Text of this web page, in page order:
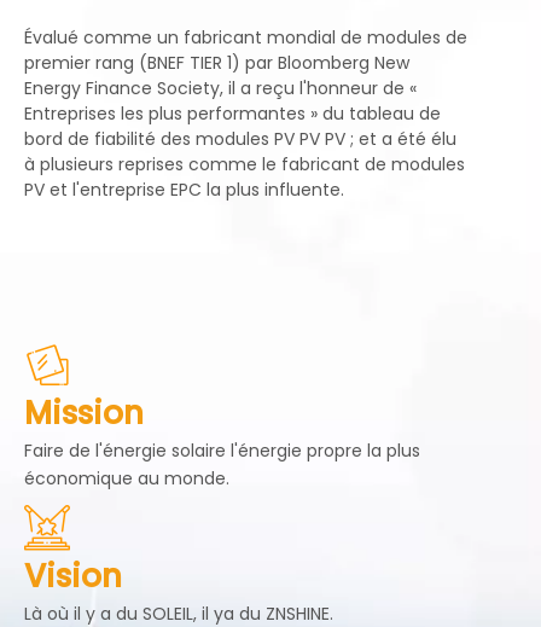
Évalué comme un fabricant mondial de modules de
premier rang (BNEF TIER 1) par Bloomberg New
Energy Finance Society, il a reçu l'honneur de «
Entreprises les plus performantes » du tableau de
bord de fiabilité des modules PV PV PV ; et a été élu
à plusieurs reprises comme le fabricant de modules
PV et l'entreprise EPC la plus influente.
Mission
Faire de l'énergie solaire l'énergie propre la plus
économique au monde.
Vision
Là où il y a du SOLEIL, il ya du ZNSHINE.